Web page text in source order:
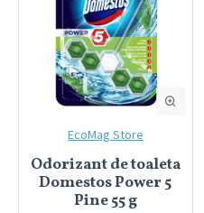
EcoMag Store
Odorizant de toaleta
Domestos Power 5
Pine 55 g